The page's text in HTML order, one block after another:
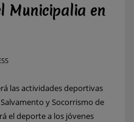
Municipalia en
las actividades deportivas
y Socorrismo de
el deporte a los jóvenes